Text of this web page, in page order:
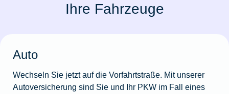
Ihre Fahrzeuge
Auto
Wechseln Sie jetzt auf die Vorfahrtstraße. Mit unserer
Autoversicherung sind Sie und Ihr PKW im Fall eines